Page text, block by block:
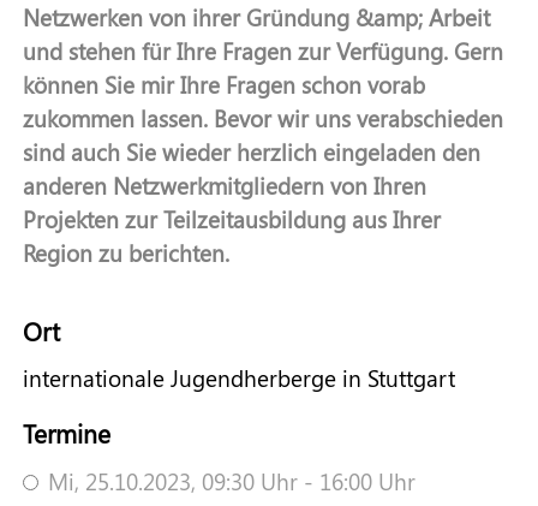
ESF-Förderprogramm
Downloads & Termine
Netzwerken von ihrer Gründung &amp; Arbeit
und stehen für Ihre Fragen zur Verfügung. Gern
können Sie mir Ihre Fragen schon vorab
zukommen lassen. Bevor wir uns verabschieden
sind auch Sie wieder herzlich eingeladen den
anderen Netzwerkmitgliedern von Ihren
Projekten zur Teilzeitausbildung aus Ihrer
Region zu berichten.
Ort
internationale Jugendherberge in Stuttgart
Termine
Mi, 25.10.2023, 09:30Uhr- 16:00Uhr